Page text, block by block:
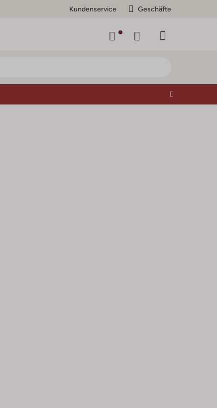
Kundenservice Geschäfte